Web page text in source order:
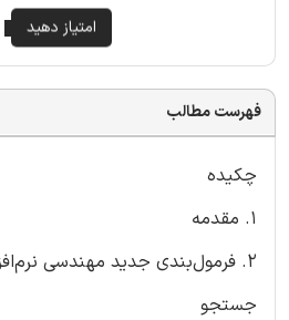
فهرست مطالب
چکیده
1. مقدمه
2. فرمول‌بندی جدید مهندسی
جستجو